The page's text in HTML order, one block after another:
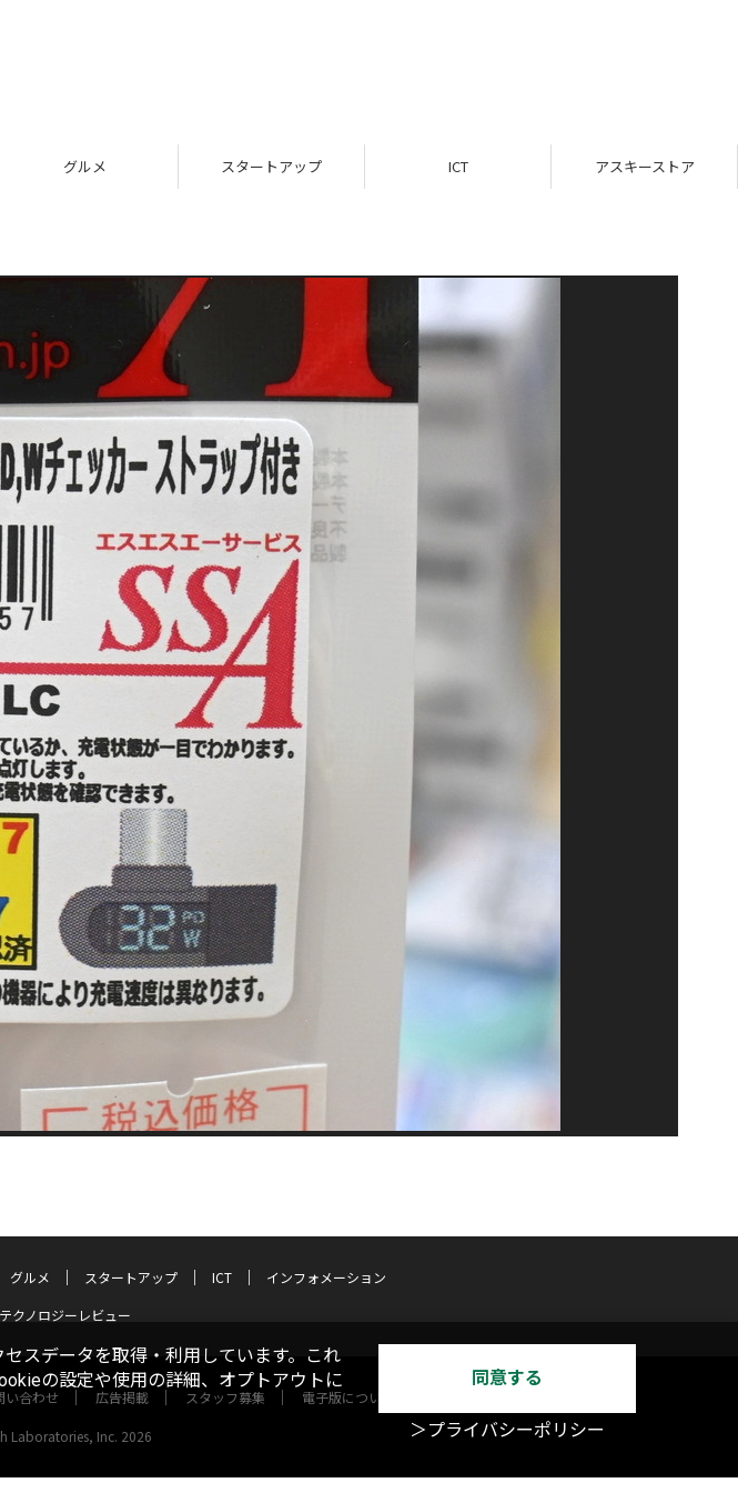
グルメ スタートアップ ICT アスキーストア
グルメ スタートアップ ICT
インフォメーション
クノロジーレビュー
い合わせ 広告掲載 スタッフ募集 電子版について
Laboratories, Inc. 2026
スデータを取得・利用しています。これ
の設定や使用の詳細、オプトアウトに
同意する
＞プライバシーポリシー